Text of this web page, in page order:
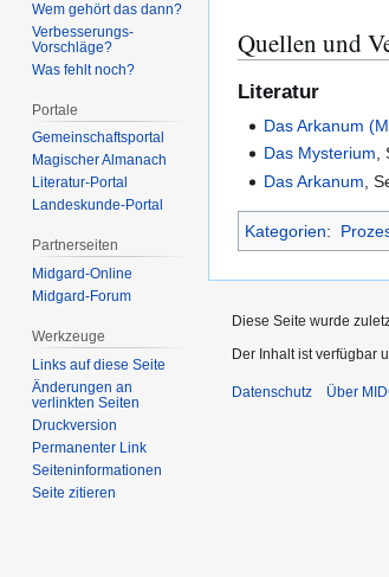
Quellen und
Literatur
Das Arkanum
Das Mysterium,
Das Arkanum ,
Kategorien:
Wem gehört das dann?
Verbesserungs-
Vorschläge?
Was fehlt noch?
Portale
Gemeinschafts­portal
Magischer Almanach
Literatur-Portal
Landeskunde-Portal
Partnerseiten
Midgard-Online
Midgard-Forum
Werkzeuge
Links auf diese Seite
Änderungen an
verlinkten Seiten
Druckversion
Permanenter Link
Seiten­­informationen
Seite zitieren
Diese Seite wurde
Der Inhalt ist verfügbar
Datenschutz Über